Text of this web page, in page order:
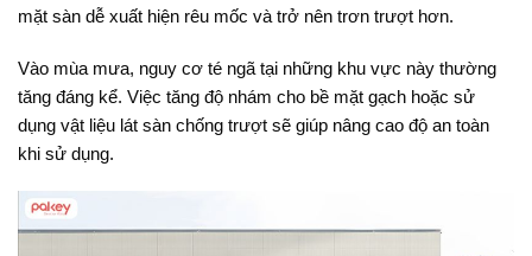
mặt sàn dễ xuất hiện rêu mốc và trở nên trơn trượt hơn.
Vào mùa mưa, nguy cơ té ngã tại những khu vực này thường
tăng đáng kể. Việc tăng độ nhám cho bề mặt gạch hoặc sử
dụng vật liệu lát sàn chống trượt sẽ giúp nâng cao độ an toàn
khi sử dụng.